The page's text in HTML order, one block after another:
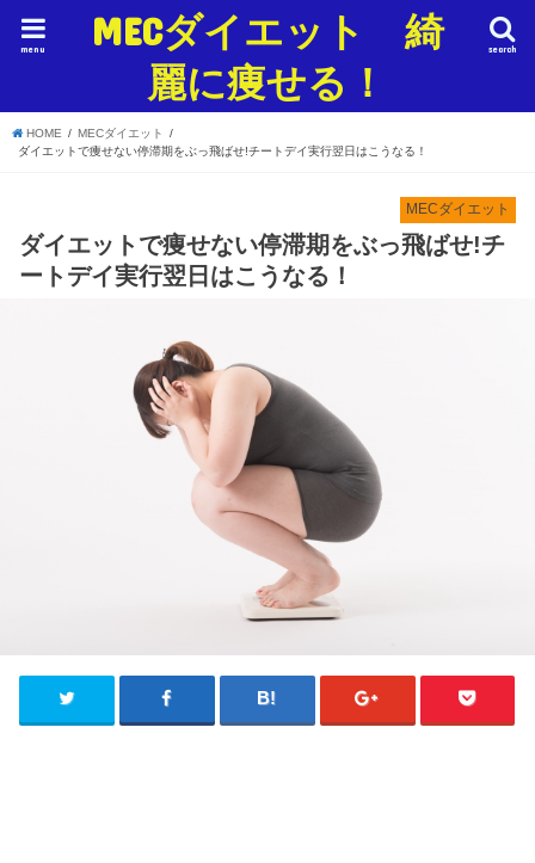
MECダイエット 綺
麗に痩せる！
search
menu
HOME
MECダイエット
ダイエットで痩せない停滞期をぶっ飛ばせ!チートデイ実行翌日はこうなる！
MECダイエット
ダイエットで痩せない停滞期をぶっ飛ばせ!チ
ートデイ実行翌日はこうなる！